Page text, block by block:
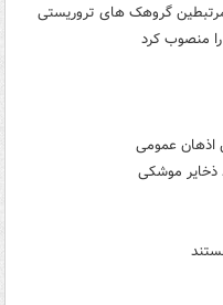
را منصوب کرد
ذخایر موشکی